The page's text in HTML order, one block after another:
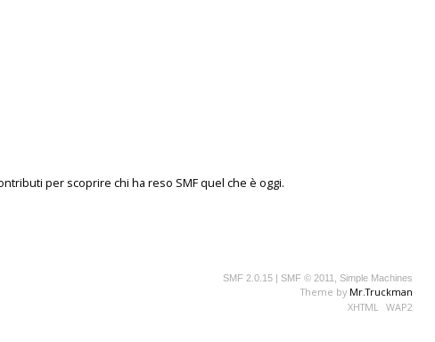
per scoprire chi ha reso SMF quel che è oggi.
SMF 2.0.15 | SMF © 2011 Simple Machines
Theme by Mr.Truckman
XHTML WAP2